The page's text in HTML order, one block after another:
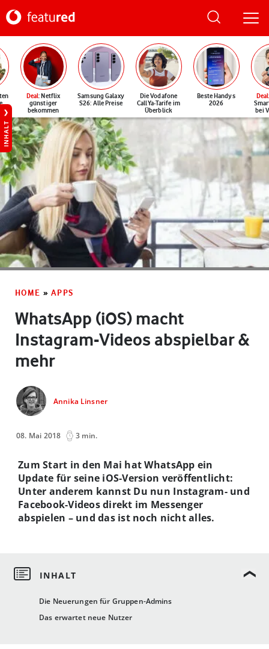
Deal: Netflix
günstiger
bekommen
Samsung Galaxy
S26: Alle Preise
Die Vodafone
CallYa-Tarife im
Überblick
Beste Handys
2026
Deal
bei
INHALT
HOME » APPS
WhatsApp (iOS) macht
Instagram-Videos abspielbar &
mehr
Annika Linsner
08. Mai 2018 3 min.
Die Neuerungen für Gruppen-Admins
Das erwartet neue Nutzer
Zum Start in den Mai hat WhatsApp ein
Update für seine iOS-Version veröffentlicht:
Unter anderem kannst Du nun Instagram- und
Facebook-Videos direkt im Messenger
abspielen – und das ist noch nicht alles.